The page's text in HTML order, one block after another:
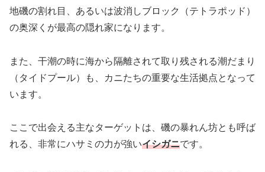
地磯の割れ目、あるいは波消しブロック（テトラポッド）
の奥深くが最高の隠れ家になります。
また、干潮の時に海から隔離されて取り残される潮だまり
（タイドプール）も、カニたちの重要な生活拠点となって
います。
ここで出会える主なターゲットは、磯の暴れん坊とも呼ば
れる、非常にハサミの力が強いイシガニです。